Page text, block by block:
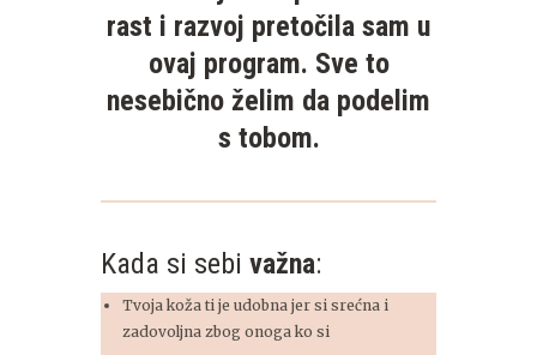
rast i razvoj pretočila sam u
ovaj program. Sve to
nesebično želim da podelim
s tobom.
Kada si sebi važna:
Tvoja koža ti je udobna jer si srećna i
zadovoljna zbog onoga ko si